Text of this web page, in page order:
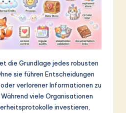
die Grundlage jedes robusten
sie führen Entscheidungen
verlorener Informationen zu
viele Organisationen
investieren,